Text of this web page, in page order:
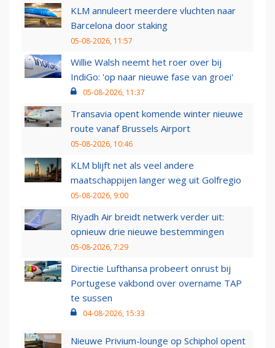
KLM annuleert meerdere vluchten naar
Barcelona door staking
05-08-2026, 11:57
Willie Walsh neemt het roer over bij
IndiGo: 'op naar nieuwe fase van groei'
05-08-2026, 11:37
Transavia opent komende winter nieuwe
route vanaf Brussels Airport
05-08-2026, 10:46
KLM blijft net als veel andere
maatschappijen langer weg uit Golfregio
05-08-2026, 9:00
Riyadh Air breidt netwerk verder uit:
opnieuw drie nieuwe bestemmingen
05-08-2026, 7:29
Directie Lufthansa probeert onrust bij
Portugese vakbond over overname TAP
te sussen
04-08-2026, 15:33
Nieuwe Privium-lounge op Schiphol opent